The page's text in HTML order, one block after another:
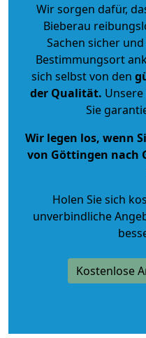
Wir sorgen dafür,
Bieberau
Sachen sicher
Bestimmungsort
sich selbst von den
der Qualität.
Sie
Wir legen los, wenn
von Göttingen nach
Holen Sie sich
unverbindliche
Kostenlose